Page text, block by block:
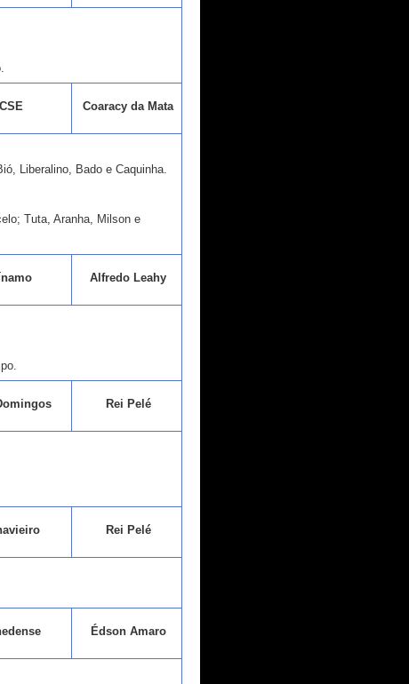
CSE Coaracy da Mata
Liberalino, Bado e Caquinha.
Tuta, Aranha, Milson e
Alfredo Leahy
Rei Pelé
Rei Pelé
Édson Amaro